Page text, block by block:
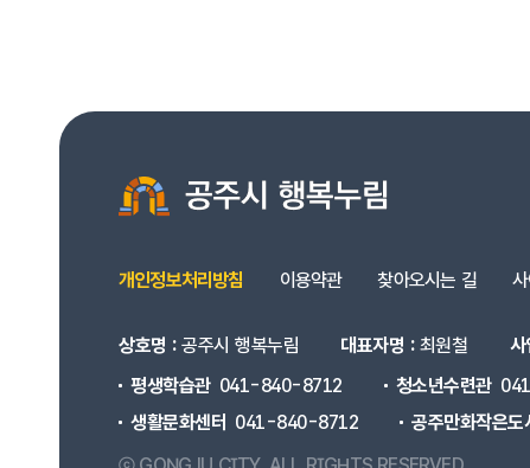
개인정보처리방침 이용약관 찾아오시는 길
상호명 :공주시 행복누림 대표자명 :최원철 사
평생학습관 041-840-8712 청소년수련관
생활문화센터 041-840-8712 공주만화작은도